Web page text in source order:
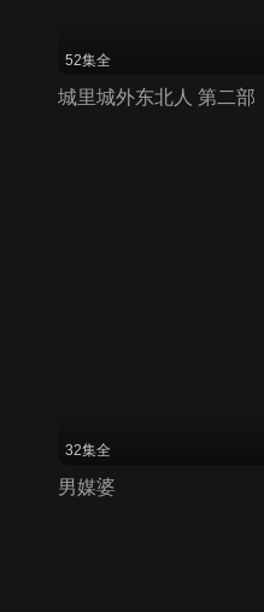
52集全
城里城外东北人 第二部
32集全
男媒婆